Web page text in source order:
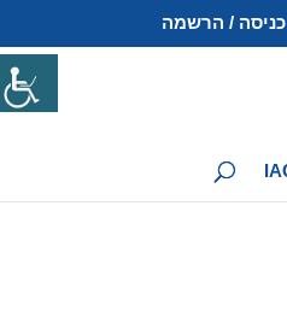
כניסה / הרשמה